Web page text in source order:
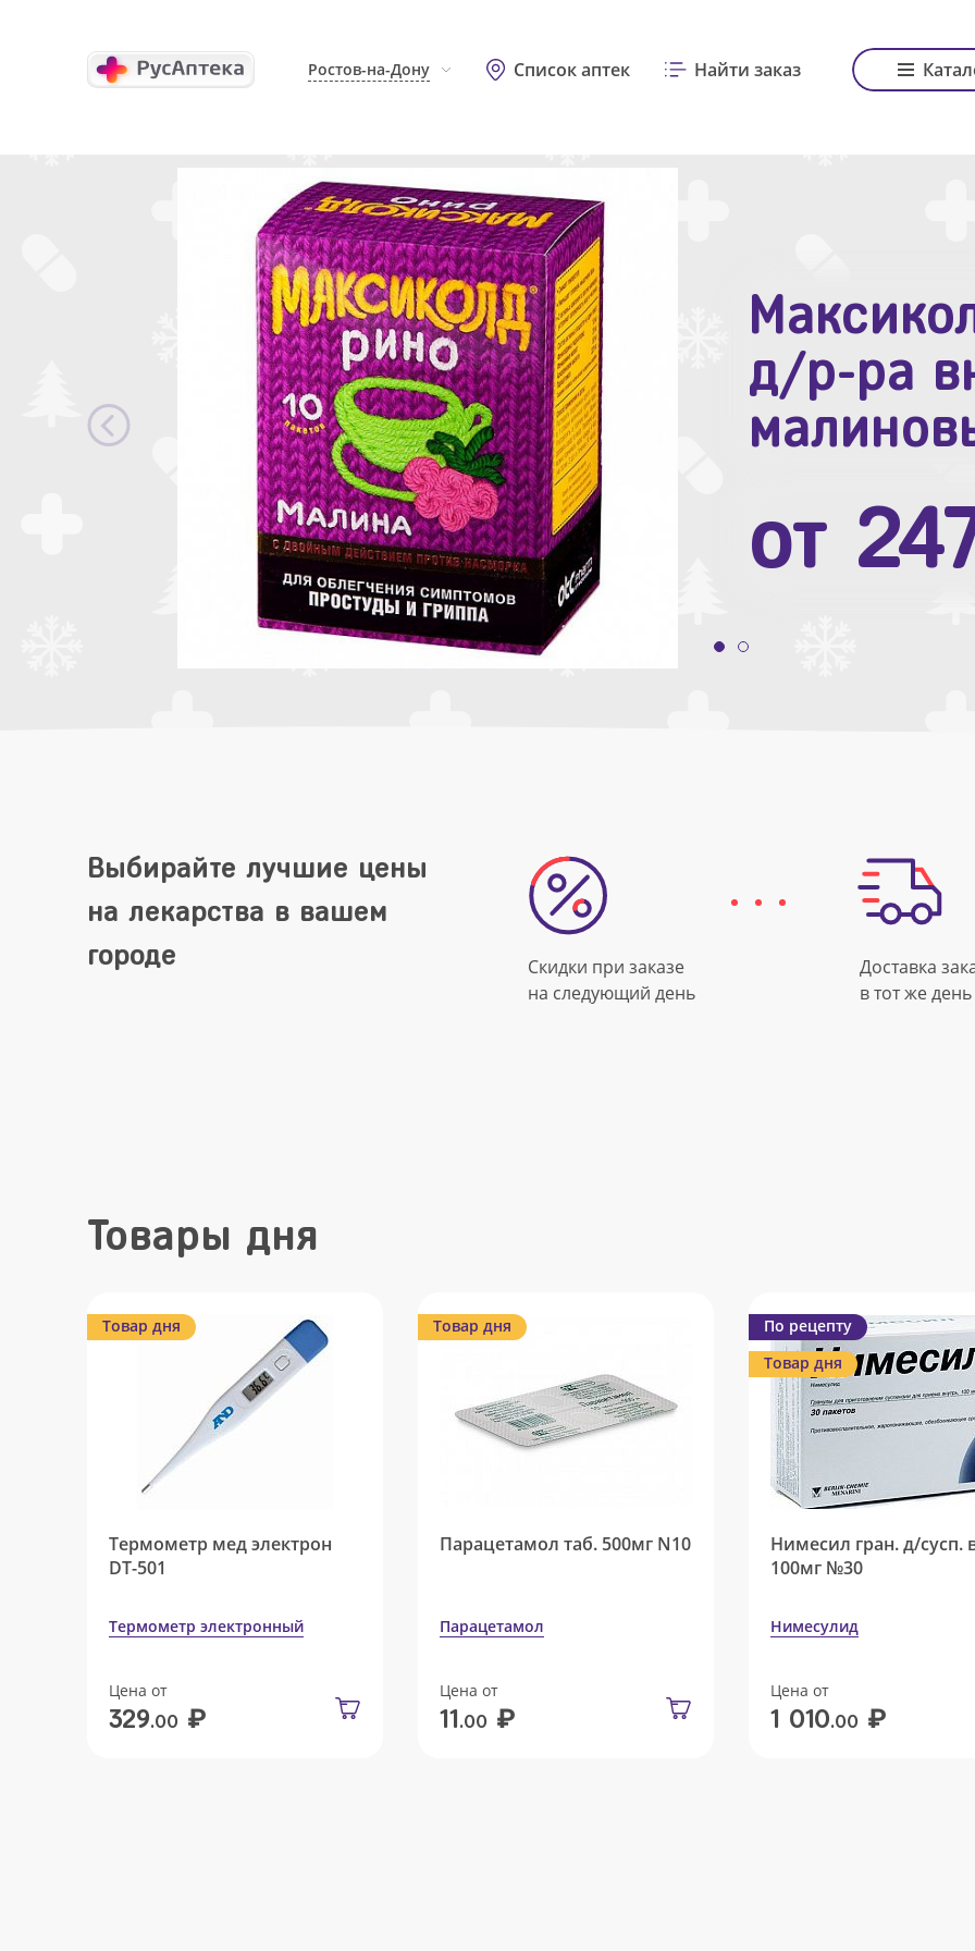
Ростов-на-Дону Список аптек Найти заказ
д/р-ра
от
Зодак
№10
от
Выбирайте лучшие цены
на лекарства в вашем
городе
Скидки при заказе
на следующий день
Доставка
в тот же день
Товары дня
Товар дня
Термометр мед электрон
DT-501
Термометр электронный
Цена от
329.00 ₽
Товар дня
Парацетамол таб. 500мг N10
Парацетамол
Цена от
11.00 ₽
По рецепту
Товар дня
Нимесил гран. д/сусп.
100мг №30
Нимесулид
Цена от
1 010.00 ₽